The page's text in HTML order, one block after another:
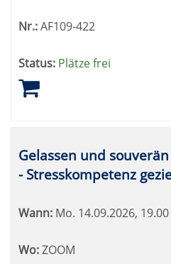
Nr.:AF109-422
Status: Plätze frei
Gelassen und
- Stresskompetenz
Wann: Mo. 14.09.2026,
Wo:ZOOM